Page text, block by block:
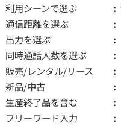
利用シーンで選ぶ
通信距離を選ぶ
出力を選ぶ
同時通話人数を選ぶ
販売/レンタル/リース
新品/中古
生産終了品を含む
フリーワード入力